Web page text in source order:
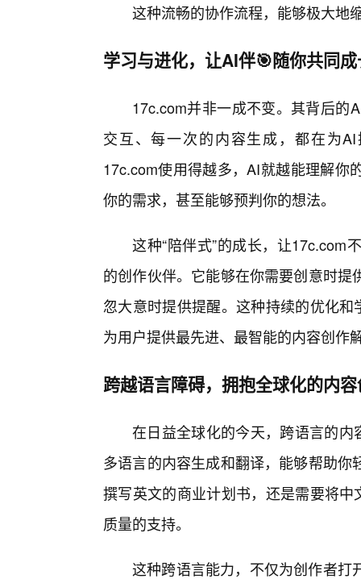
这种流畅的协作流程，能够极大地
学习与进化，让AI伴🎯随你共同
17c.com并非一成不变。其背后的
交互、每一次的内容生成，都在为
17c.com使用得越多，AI就越能理解你
你的需求，甚至能够预判你的想法。
这种“陪伴式”的成长，让17c.com
的创作伙伴。它能够在你需要创意时
忽大意时提供提醒。这种持续的优化
为用户提供最先进、最智能的内容创作
跨越语言障碍，拥抱全球化的内
在日益全球化的今天，跨语言的
多语言的内容生成和翻译，能够帮助
撰写英文的商业计划书，还是需要将
质量的支持。
这种跨语言能力，不仅为创作者打